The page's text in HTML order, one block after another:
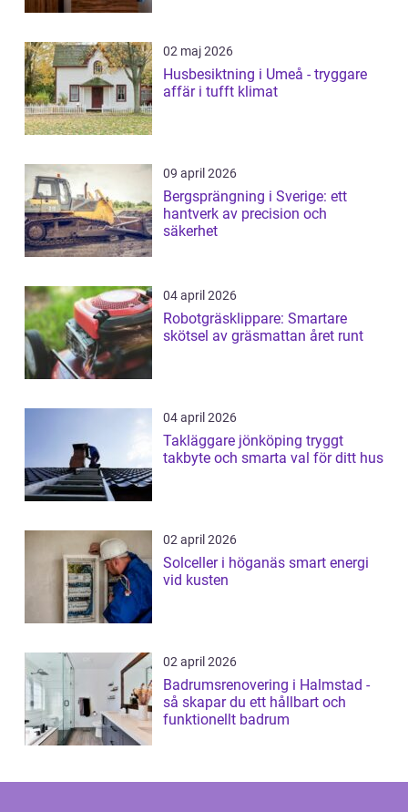
02 maj 2026
Husbesiktning i Umeå - tryggare
affär i tufft klimat
09 april 2026
Bergsprängning i Sverige: ett
hantverk av precision och
säkerhet
04 april 2026
Robotgräsklippare: Smartare
skötsel av gräsmattan året runt
04 april 2026
Takläggare jönköping tryggt
takbyte och smarta val för ditt hus
02 april 2026
Solceller i höganäs smart energi
vid kusten
02 april 2026
Badrumsrenovering i Halmstad -
så skapar du ett hållbart och
funktionellt badrum